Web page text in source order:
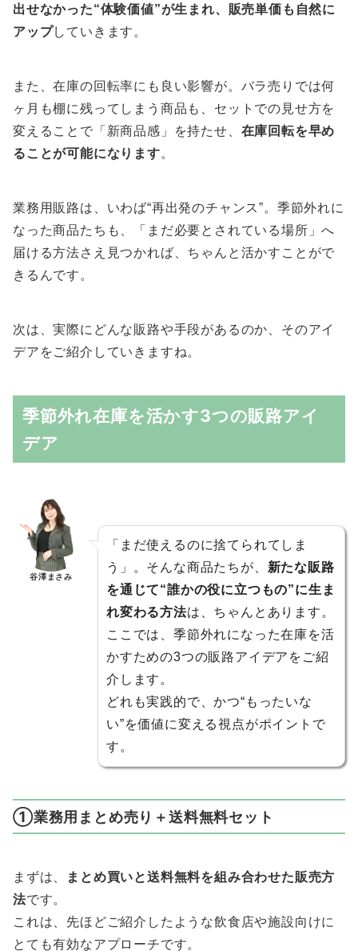
出せなかった“体験価値”が生まれ、販売単価も自然に
アップしていきます。
また、在庫の回転率にも良い影響が。バラ売りでは何
ヶ月も棚に残ってしまう商品も、セットでの見せ方を
変えることで「新商品感」を持たせ、 在庫回転を早め
ることが可能になります。
業務用販路は、いわば“再出発のチャンス”。季節外れに
なった商品たちも、「まだ必要とされている場所」へ
届ける方法さえ見つかれば、ちゃんと活かすことがで
きるんです。
次は、実際にどんな販路や手段があるのか、そのアイ
デアをご紹介していきますね。
季節外れ在庫を活かす3つの販路アイ
デア
谷澤まさみ
「まだ使えるのに捨てられてしま
う」。そんな商品たちが、 新たな販路
を通じて“誰かの役に立つもの”に生ま
れ変わる方法は、ちゃんとあります。
ここでは、季節外れになった在庫を活
かすための3つの販路アイデアをご紹
介します。
どれも実践的で、かつ“もったいな
い”を価値に変える視点がポイントで
す。
①業務用まとめ売り＋送料無料セット
まずは、
まとめ買いと送料無料を組み合わせた販売方
法です。
これは、先ほどご紹介したような飲食店や施設向けに
とても有効なアプローチです。